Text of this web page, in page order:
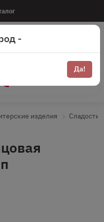
изделия Сладости
-
Да!